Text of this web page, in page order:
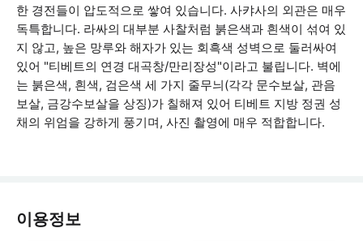
한 경전들이 압도적으로 쌓여 있습니다. 사캬사의 외관은 매우
독특합니다. 라싸의 대부분 사찰처럼 붉은색과 흰색이 섞여 있
지 않고, 높은 망루와 해자가 있는 회흑색 성벽으로 둘러싸여
있어 "티베트의 연경 대곡창/만리장성"이라고 불립니다. 벽에
는 붉은색, 흰색, 검은색 세 가지 줄무늬(각각 문수보살, 관음
보살, 금강수보살을 상징)가 칠해져 있어 티베트 지방 정권 성
채의 위엄을 강하게 풍기며, 사진 촬영에 매우 적합합니다.
이용정보